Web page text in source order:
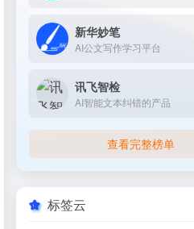
新华妙笔
AI公文写作学习平台
讯飞智检
AI智能文本纠错的产品
查看完整榜单
标签云